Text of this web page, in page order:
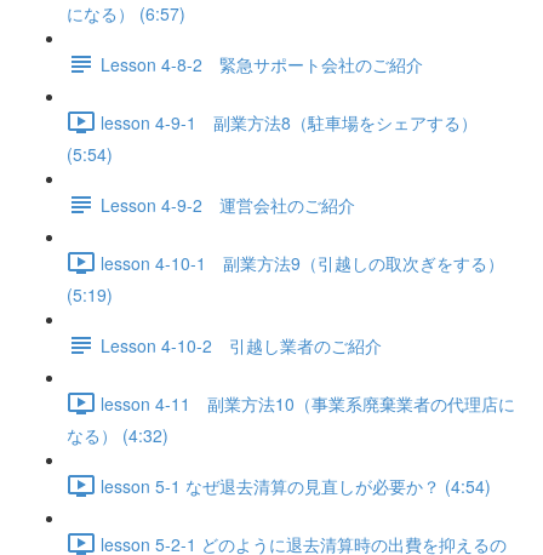
になる） (6:57)
Lesson 4-8-2 緊急サポート会社のご紹介
lesson 4-9-1 副業方法8（駐車場をシェアする）
(5:54)
Lesson 4-9-2 運営会社のご紹介
lesson 4-10-1 副業方法9（引越しの取次ぎをする）
(5:19)
Lesson 4-10-2 引越し業者のご紹介
lesson 4-11 副業方法10（事業系廃棄業者の代理店に
なる） (4:32)
lesson 5-1 なぜ退去清算の見直しが必要か？ (4:54)
lesson 5-2-1 どのように退去清算時の出費を抑えるの